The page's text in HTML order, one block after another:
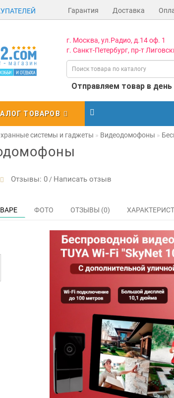
Гарантия Доставка
г. Москва, ул.Радио, д.14 оф. 1
г. Санкт-Петербург, пр-т
Отправляем товар в день
ТОВАРОВ
системы и гаджеты Видеодомофоны
Отзывы: 0 / Написать отзыв
ФОТО ОТЗЫВЫ (0)